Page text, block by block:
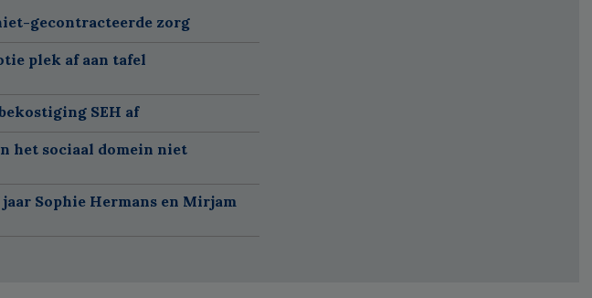
gecontracteerde zorg
plek af aan tafel
SEH af
het sociaal domein niet
Sophie Hermans en Mirjam